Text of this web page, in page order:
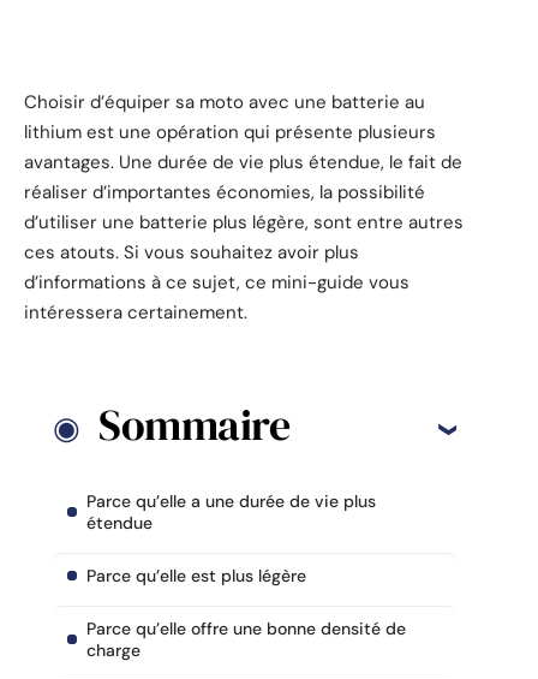
Choisir d’équiper sa moto avec une batterie au
lithium est une opération qui présente plusieurs
avantages. Une durée de vie plus étendue, le fait de
réaliser d’importantes économies, la possibilité
d’utiliser une batterie plus légère, sont entre autres
ces atouts. Si vous souhaitez avoir plus
d’informations à ce sujet, ce mini-guide vous
intéressera certainement.
Sommaire
Parce qu’elle a une durée de vie plus
étendue
Parce qu’elle est plus légère
Parce qu’elle offre une bonne densité de
charge